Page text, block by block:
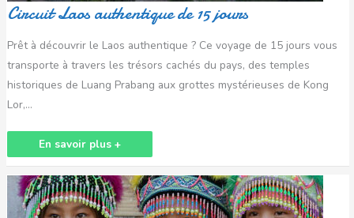
Circuit Laos authentique de 15 jours
Prêt à découvrir le Laos authentique ? Ce voyage de 15 jours vous
transporte à travers les trésors cachés du pays, des temples
historiques de Luang Prabang aux grottes mystérieuses de Kong
Lor,…
En savoir plus +
Voyage
au
Laos
authentique